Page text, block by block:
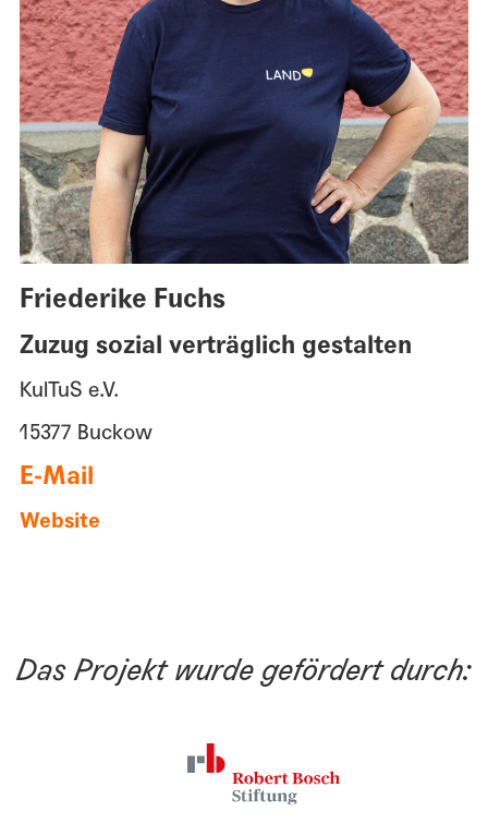
Friederike Fuchs
Zuzug sozial verträglich gestalten
KulTuS e.V.
15377 Buckow
E-Mail
Website
Das Projekt wurde gefördert durch: